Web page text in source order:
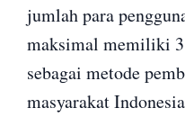
jumlah para
maksimal memiliki
sebagai metode
masyarakat